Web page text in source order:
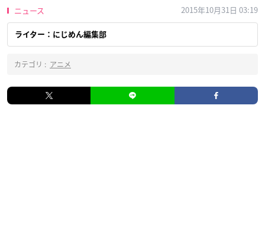
ニュース 2015年10月31日 03:19
ライター：にじめん編集部
カテゴリ : アニメ